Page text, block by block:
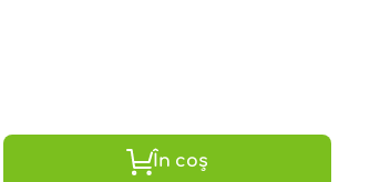
În coș